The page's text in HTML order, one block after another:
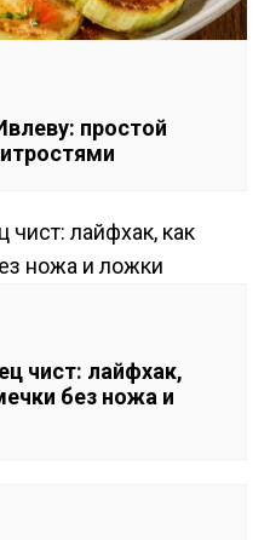
простой
чист: лайфхак,
без ножа и